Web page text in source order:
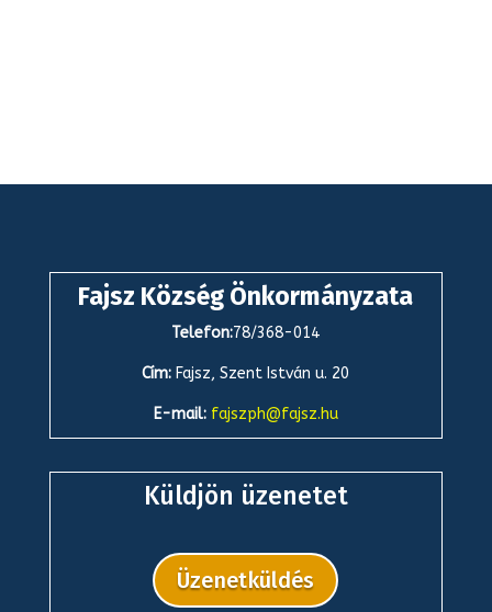
Fajsz Község Önkormányzata
Telefon:78/368-014
Cím: Fajsz, Szent István u. 20
E-mail: fajszph@fajsz.hu
Küldjön üzenetet
Üzenetküldés